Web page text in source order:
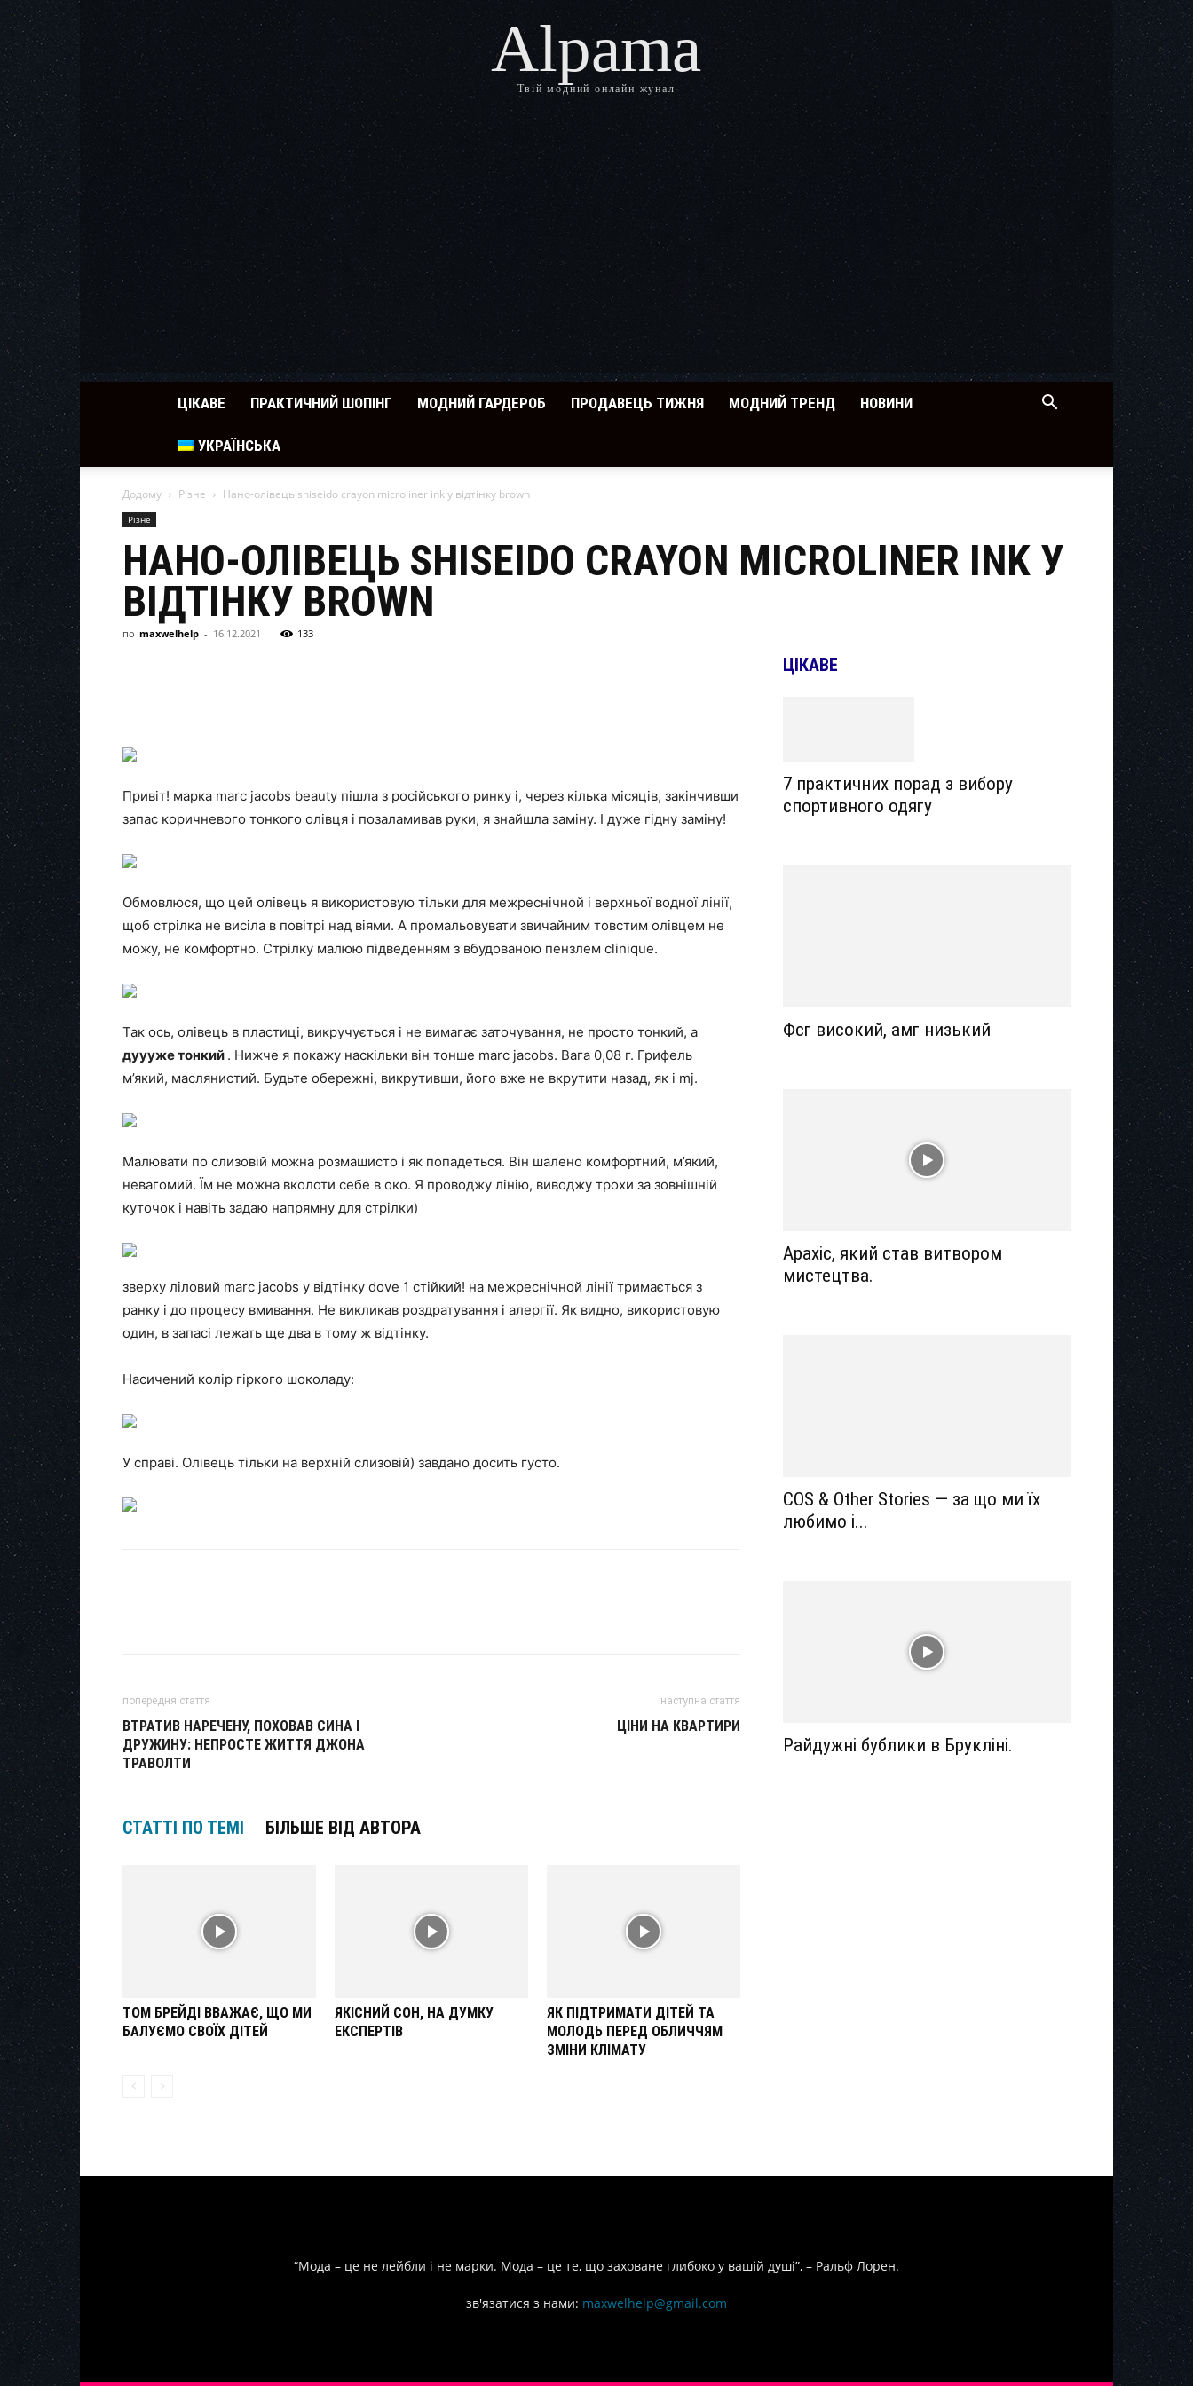
Alpama
Твій модний онлайн жунал
ЦІКАВЕ ПРАКТИЧНИЙ ШОПІНГ МОДНИЙ ГАРДЕРОБ ПРОДАВЕЦЬ ТИЖНЯ МОДНИЙ ТРЕНД НОВИНИ
УКРАЇНСЬКА
Додому Різне Нано-олівець shiseido crayon microliner ink у відтінку brown
Різне
НАНО-ОЛІВЕЦЬ SHISEIDO CRAYON MICROLINER INK У
ВІДТІНКУ BROWN
по maxwelhelp - 16.12.2021 133
Привіт! марка marc jacobs beauty пішла з російського ринку і, через кілька місяців, закінчивши
запас коричневого тонкого олівця і позаламивав руки, я знайшла заміну. І дуже гідну заміну!
Обмовлюся, що цей олівець я використовую тільки для межреснічной і верхньої водної лінії,
щоб стрілка не висіла в повітрі над віями. А промальовувати звичайним товстим олівцем не
можу, не комфортно. Стрілку малюю підведенням з вбудованою пензлем clinique.
Так ось, олівець в пластиці, викручується і не вимагає заточування, не просто тонкий, а
дуууже тонкий . Нижче я покажу наскільки він тонше marc jacobs. Вага 0,08 г. Грифель
м’який, маслянистий. Будьте обережні, викрутивши, його вже не вкрутити назад, як і mj.
Малювати по слизовій можна розмашисто і як попадеться. Він шалено комфортний, м’який,
невагомий. Їм не можна вколоти себе в око. Я проводжу лінію, виводжу трохи за зовнішній
куточок і навіть задаю напрямну для стрілки)
зверху ліловий marc jacobs у відтінку dove 1 стійкий! на межреснічной лінії тримається з
ранку і до процесу вмивання. Не викликав роздратування і алергії. Як видно, використовую
один, в запасі лежать ще два в тому ж відтінку.
Насичений колір гіркого шоколаду:
У справі. Олівець тільки на верхній слизовій) завдано досить густо.
попередня стаття
ВТРАТИВ НАРЕЧЕНУ, ПОХОВАВ СИНА І
ДРУЖИНУ: НЕПРОСТЕ ЖИТТЯ ДЖОНА
ТРАВОЛТИ
наступна стаття
ЦІНИ НА КВАРТИРИ
СТАТТІ ПО ТЕМІ БІЛЬШЕ ВІД АВТОРА
ТОМ БРЕЙДІ ВВАЖАЄ, ЩО МИ
БАЛУЄМО СВОЇХ ДІТЕЙ
ЯКІСНИЙ СОН, НА ДУМКУ
ЕКСПЕРТІВ
ЯК ПІДТРИМАТИ ДІТЕЙ ТА
МОЛОДЬ ПЕРЕД ОБЛИЧЧЯМ
ЗМІНИ КЛІМАТУ
ЦІКАВЕ
7 практичних порад з вибору
спортивного одягу
Фсг високий, амг низький
Арахіс, який став витвором
мистецтва.
COS & Other Stories — за що ми їх
любимо і...
Райдужні бублики в Брукліні.
“Мода – це не лейбли і не марки. Мода – це те, що заховане глибоко у вашій душі”, – Ральф Лорен.
зв'язатися з нами: maxwelhelp@gmail.com